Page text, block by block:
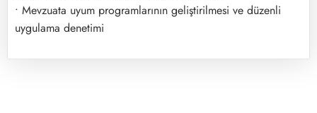
• Mevzuata uyum programlarının geliştirilmesi ve düzenli
uygulama denetimi